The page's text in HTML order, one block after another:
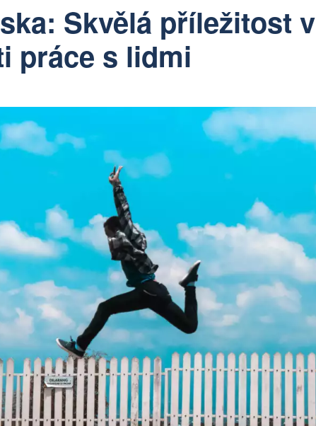
Skvělá příležitost v
práce s lidmi